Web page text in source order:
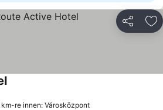
km-re innen: Városközpont